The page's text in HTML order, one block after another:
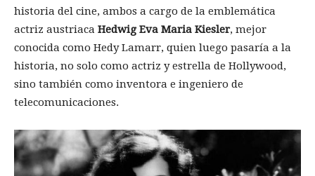
historia del cine, ambos a cargo de la emblemática
actriz austriaca Hedwig Eva Maria Kiesler, mejor
conocida como Hedy Lamarr, quien luego pasaría a la
historia, no solo como actriz y estrella de Hollywood,
sino también como inventora e ingeniero de
telecomunicaciones.